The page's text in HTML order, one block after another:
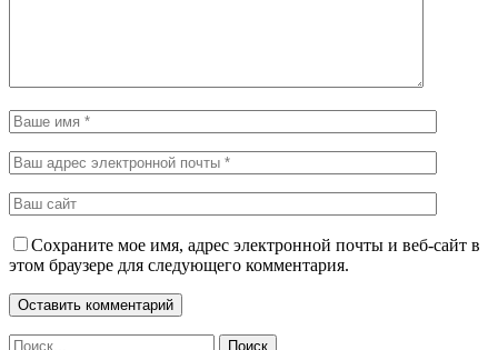
Сохраните мое имя, адрес электронной почты и веб-сайт в
этом браузере для следующего комментария.